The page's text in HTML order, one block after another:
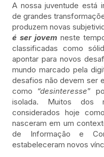
A nossa juventude está
de grandes
produzem novas
é ser jovem neste
classificadas como
apontar para novos
mundo marcado pela
desafios não devem ser
como “desinteresse”
isolada. Muitos dos
considerados hoje
nasceram em um
de Informação e
estabeleceram novos